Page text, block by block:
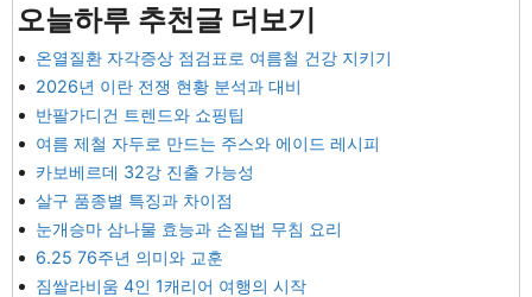
오늘하루 추천글 더보기
온열질환 자각증상 점검표로 여름철 건강 지키기
2026년 이란 전쟁 현황 분석과 대비
반팔가디건 트렌드와 쇼핑팁
여름 제철 자두로 만드는 주스와 에이드 레시피
카보베르데 32강 진출 가능성
살구 품종별 특징과 차이점
눈개승마 삼나물 효능과 손질법 무침 요리
6.25 76주년 의미와 교훈
짐쌀라비움 4인 1캐리어 여행의 시작